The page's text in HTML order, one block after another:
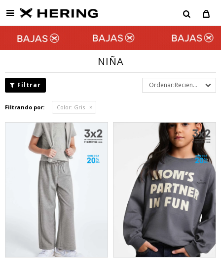

NIÑA
Recientes
Filtrando por: Color: Gris